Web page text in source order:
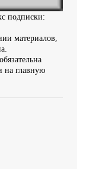
подписки:
материалов,
на главную